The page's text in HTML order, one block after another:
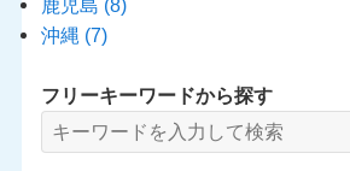
鹿児島 (8)
沖縄 (7)
フリーキーワードから探す